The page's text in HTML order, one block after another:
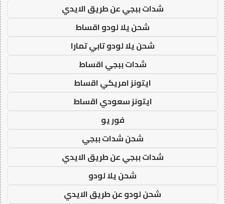
شدات ببجي عن طريق الايدي
شحن يلا لودو اقساط
شحن يلا لودو تابي تمارا
شدات ببجي اقساط
ايتونز امريكي اقساط
ايتونز سعودي اقساط
فور يو
شحن شدات ببجي
شدات ببجي عن طريق الايدي
شحن يلا لودو
شحن لودو عن طريق الايدي